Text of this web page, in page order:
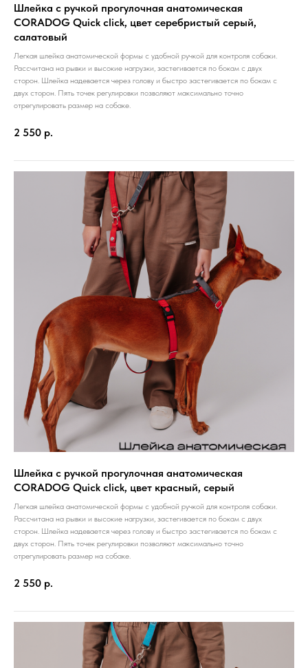
Шлейка с ручкой прогулочная анатомическая
CORADOG Quick click, цвет серебристый cерый,
салатовый
Легкая шлейка анатомической формы с удобной ручкой для контроля собаки.
Рассчитана на рывки и высокие нагрузки, застегивается по бокам с двух
сторон. Шлейка надевается через голову и быстро застегивается по бокам с
двух сторон. Пять точек регулировки позволяют максимально точно
отрегулировать размер на собаке.
2 550 р.
Шлейка с ручкой прогулочная анатомическая
CORADOG Quick click, цвет красный, серый
Легкая шлейка анатомической формы с удобной ручкой для контроля собаки.
Рассчитана на рывки и высокие нагрузки, застегивается по бокам с двух
сторон. Шлейка надевается через голову и быстро застегивается по бокам с
двух сторон. Пять точек регулировки позволяют максимально точно
отрегулировать размер на собаке.
2 550 р.